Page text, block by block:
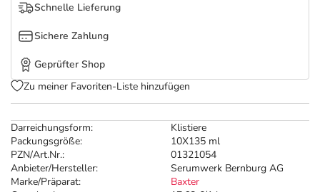
Darreichungsform:
Klistiere
Packungsgröße:
10X135 ml
PZN/Art.Nr.:
01321054
Anbieter/Hersteller:
Serumwerk Bernburg AG
Marke/Präparat:
Baxter
Schnelle Lieferung
Sichere Zahlung
Geprüfter Shop
Zu meiner Favoriten-Liste hinzufügen